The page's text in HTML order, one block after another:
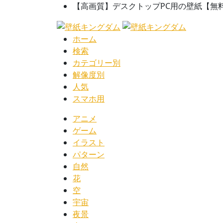
【高画質】デスクトップPC用の壁紙【無
ホーム
検索
カテゴリー別
解像度別
人気
スマホ用
アニメ
ゲーム
イラスト
パターン
自然
花
空
宇宙
夜景